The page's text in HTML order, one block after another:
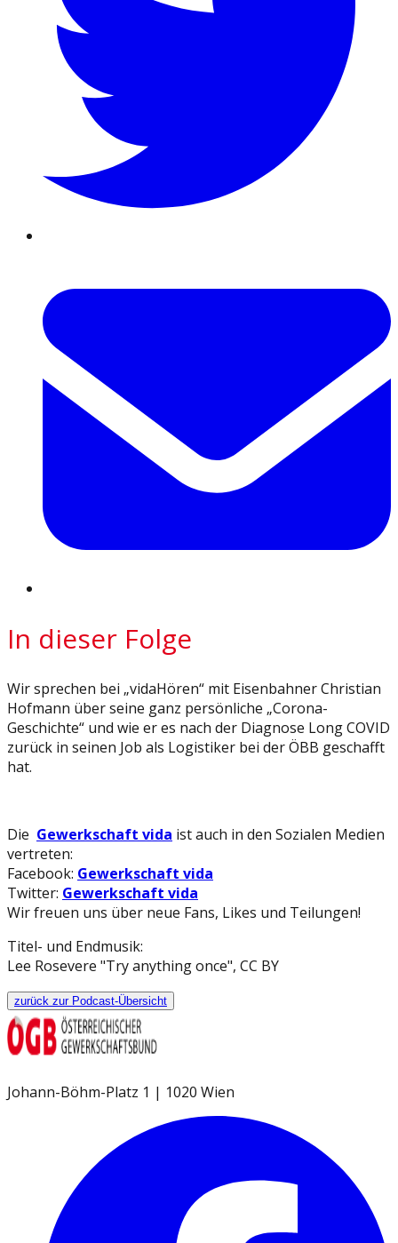
In dieser Folge
Wir sprechen bei „vidaHören“ mit Eisenbahner Christian
Hofmann über seine ganz persönliche „Corona-
Geschichte“ und wie er es nach der Diagnose Long COVID
zurück in seinen Job als Logistiker bei der ÖBB geschafft
hat.
Die Gewerkschaft vida ist auch in den Sozialen Medien
vertreten:
Facebook: Gewerkschaft vida
Twitter: Gewerkschaft vida
Wir freuen uns über neue Fans, Likes und Teilungen!
Titel- und Endmusik:
Lee Rosevere "Try anything once", CC BY
zurück zur Podcast-Übersicht
Johann-Böhm-Platz 1 | 1020 Wien